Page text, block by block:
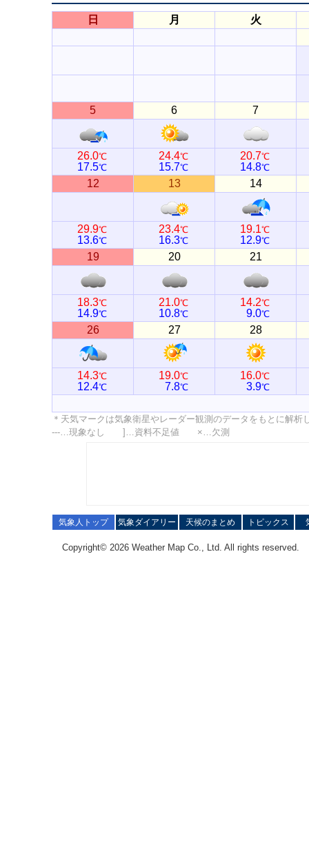
日 月 火
5 6 7
26.0℃
17.5℃
24.4℃
15.7℃
20.7℃
14.8℃
12 13 14
29.9℃
13.6℃
23.4℃
16.3℃
19.1℃
12.9℃
19 20 21
18.3℃
14.9℃
21.0℃
10.8℃
14.2℃
9.0℃
26 27 28
14.3℃
12.4℃
19.0℃
7.8℃
16.0℃
3.9℃
＊天気マークは気象衛星やレーダー観測のデータをもとに解
---…現象なし ]…資料不足値 ×…欠測
気象人トップ 気象ダイアリー 天候のまとめ トピックス
Copyright© 2026 Weather Map Co., Ltd. All rights reserved.